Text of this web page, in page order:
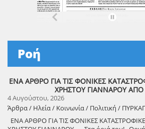
Ροή
ΕΝΑ ΑΡΘΡΟ ΓΙΑ ΤΙΣ ΦΟΝΙΚΕΣ
ΧΡΗΣΤΟΥ ΓΙΑΝΝΑΡΟΥ
4 Αυγούστου, 2026
Άρθρα / Ηλεία / Κοινωνία / Πολιτική /
ΕΝΑ ΑΡΘΡΟ ΓΙΑ ΤΙΣ ΦΟΝΙΚΕΣ